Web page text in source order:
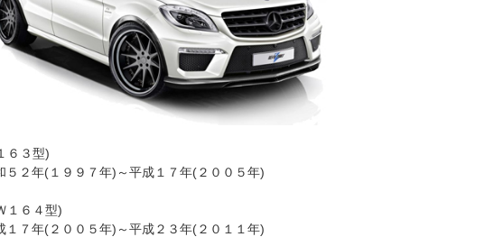
６３型)
５２年(１９９７年)～平成１７年(２００５年)
１６４型)
１７年(２００５年)～平成２３年(２０１１年)